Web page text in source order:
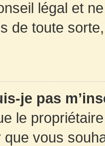
légal et
de toute
je pas
le
que vous